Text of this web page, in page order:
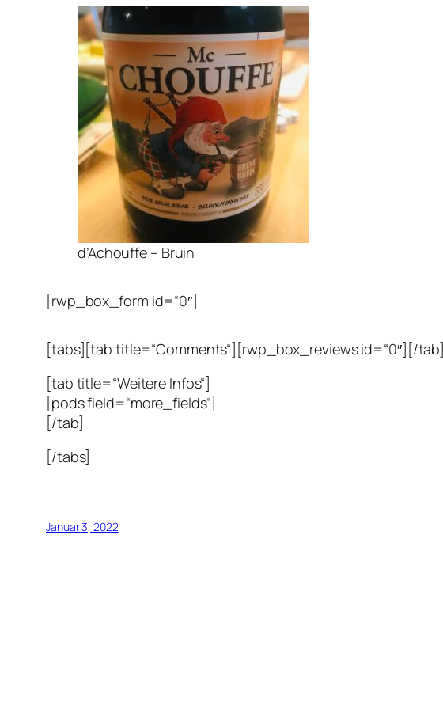
d’Achouffe – Bruin
[rwp_box_form id=“0″]
[tabs][tab title=“Comments“][rwp_box_reviews id=“0″][/tab]
[tab title=“Weitere Infos“]
[pods field=“more_fields“]
[/tab]
[/tabs]
Januar 3, 2022